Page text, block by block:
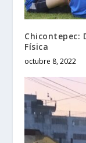
Chicontepec:
Física
octubre 8, 2022